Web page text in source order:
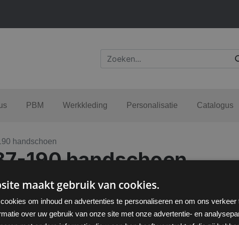
PBM Werkkleding Personalisatie Catalogus
handschoen
190 handschoen
maakt gebruik van cookies.
om inhoud en advertenties te personaliseren en om ons
over uw gebruik van onze site met onze advertentie- en